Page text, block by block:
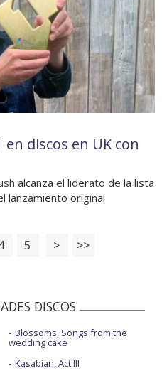
discos en UK con
alcanza el liderato de la lista
lanzamiento original
5 > >>
DISCOS
Blossoms, Songs from the
wedding cake
Kasabian, Act III